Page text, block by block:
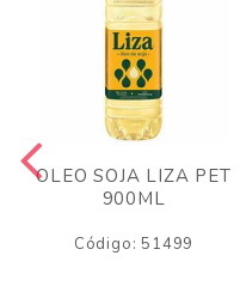
OLEO SOJA LIZA PET
900ML
Código: 51499